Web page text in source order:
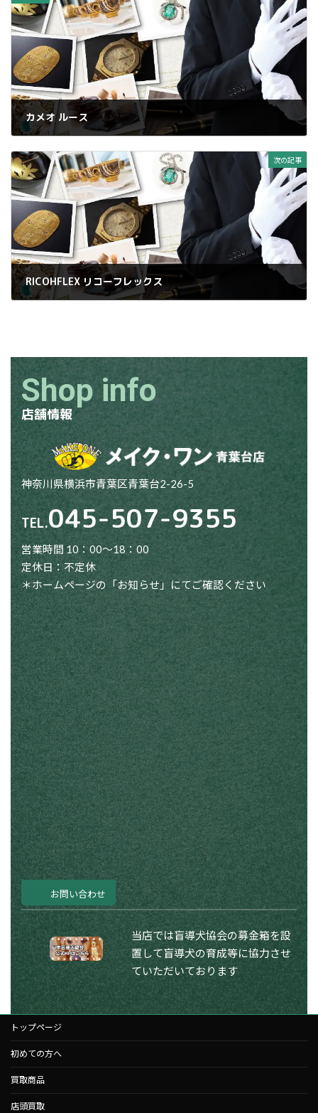
カメオ ルース
次の記事
RICOHFLEX リコーフレックス
Shop info
店舗情報
神奈川県横浜市青葉区青葉台2-26-5
TEL.045-507-9355
営業時間 10：00～18：00
定休日：不定休
＊ホームページの「お知らせ」にてご確認ください
お問い合わせ
当店では盲導犬協会の募金箱を設
置して盲導犬の育成等に協力させ
ていただいております
トップページ
初めての方へ
買取商品
店頭買取